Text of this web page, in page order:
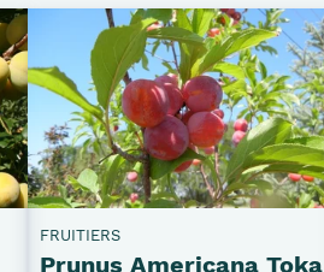
FRUITIERS
Prunus Americana Toka